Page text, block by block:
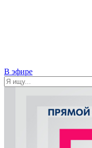
В эфире